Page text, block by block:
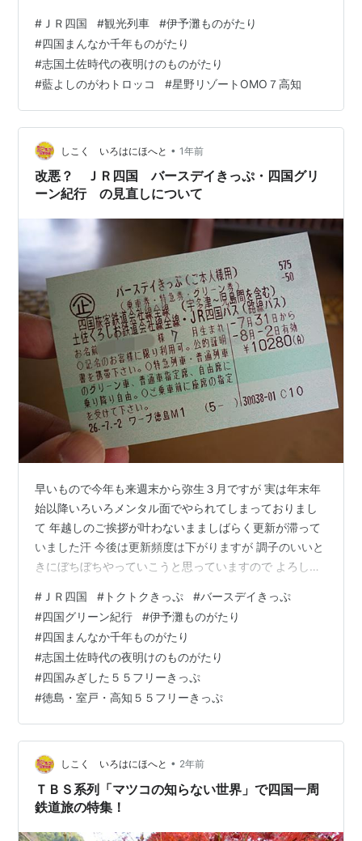
間が入ることで 例年よりも運転日が少なくなるようです
そして後者の 夜明けのものがたりでは 奈半利行の事前予
約制食事の献立が一新され 昨年高知市内にオープンした
星野リゾート系のホテルが手掛けることになったそうで
す この度の献立リニューアルについては 現在某公共放送
で放送…
# ＪＲ四国 #観光列車 #伊予灘ものがたり
#四国まんなか千年ものがたり
#志国土佐時代の夜明けのものがたり
#藍よしのがわトロッコ #星野リゾートOMO７高知
しこく いろはにほへと • 1年前
改悪？ ＪＲ四国 バースデイきっぷ・四国グリ
ーン紀行 の見直しについて
早いもので今年も来週末から弥生３月ですが 実は年末年
始以降いろいろメンタル面でやられてしまっておりまし
て 年越しのご挨拶が叶わないまましばらく更新が滞って
いました汗 今後は更新頻度は下がりますが 調子のいいと
きにぼちぼちやっていこうと思っていますので よろしく
パーッと明るく！ っといきたいところではありますが 残
念ながらちょっとネガティブなものになりそうです 昨日
２０日ＪＲ四国からリリースされた各種トクトクきっぷ
の案内によると 発売を終了するものや今後も発売を継続
するもの 公式アプリしこくスマートえきちゃん利用者専
用の デジタルきっぷ類の新規…
# ＪＲ四国 # トクトクきっぷ #バースデイきっぷ
#四国グリーン紀行 #伊予灘ものがたり
#四国まんなか千年ものがたり
#志国土佐時代の夜明けのものがたり
#四国みぎした５５フリーきっぷ
#徳島・室戸・高知５５フリーきっぷ
しこく いろはにほへと • 2年前
ＴＢＳ系列「マツコの知らない世界」で四国一周
鉄道旅の特集！